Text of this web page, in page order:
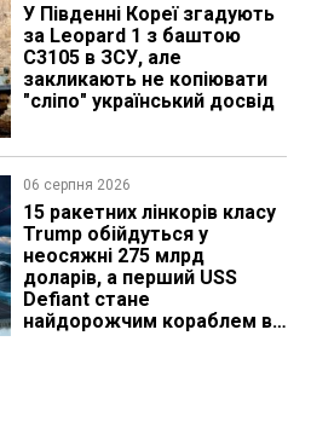
У Південні Кореї згадують
за Leopard 1 з баштою
C3105 в ЗСУ, але
закликають не копіювати
"сліпо" український досвід
06 серпня 2026
15 ракетних лінкорів класу
Trump обійдуться у
неосяжні 275 млрд
доларів, а перший USS
Defiant стане
найдорожчим кораблем в